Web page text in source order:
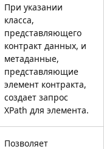
При указании
класса,
представляющего
контракт данных, и
метаданные,
представляющие
элемент контракта,
создает запрос
XPath для элемента.
Позволяет